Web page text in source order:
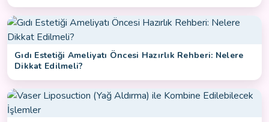
Gıdı Estetiği Ameliyatı Öncesi Hazırlık Rehberi: Nelere
Dikkat Edilmeli?